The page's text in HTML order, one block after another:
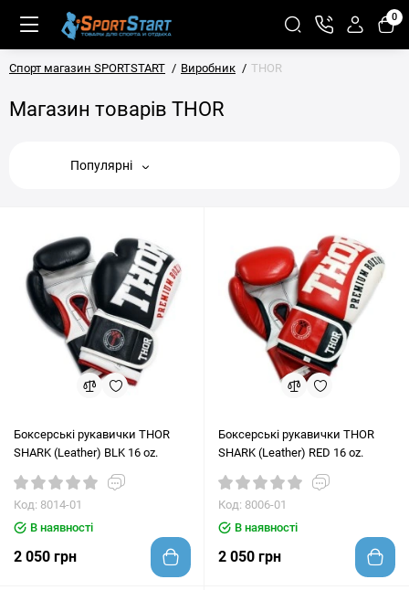
0
Спорт магазин SPORTSTART Виробник THOR
Магазин товарів THOR
Популярні
Боксерські рукавички THOR
SHARK (Leather) BLK 16 oz.
Код: 8014-01
В наявності
2 050 грн
Боксерські рукавички THOR
SHARK (Leather) RED 16 oz.
Код: 8006-01
В наявності
2 050 грн